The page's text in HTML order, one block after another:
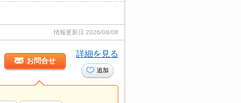
情報更新日 2026/08/08
お問合せ
詳細を見る
追加